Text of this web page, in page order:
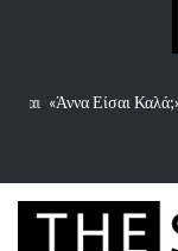
«Άννα Είσαι